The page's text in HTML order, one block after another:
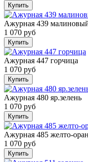
Купить
Ажурная 439
1 070 руб
Купить
Ажурная 447 горчица
1 070 руб
Купить
Ажурная 480 яр.зелень
1 070 руб
Купить
Ажурная 485 желто-
1 070 руб
Купить